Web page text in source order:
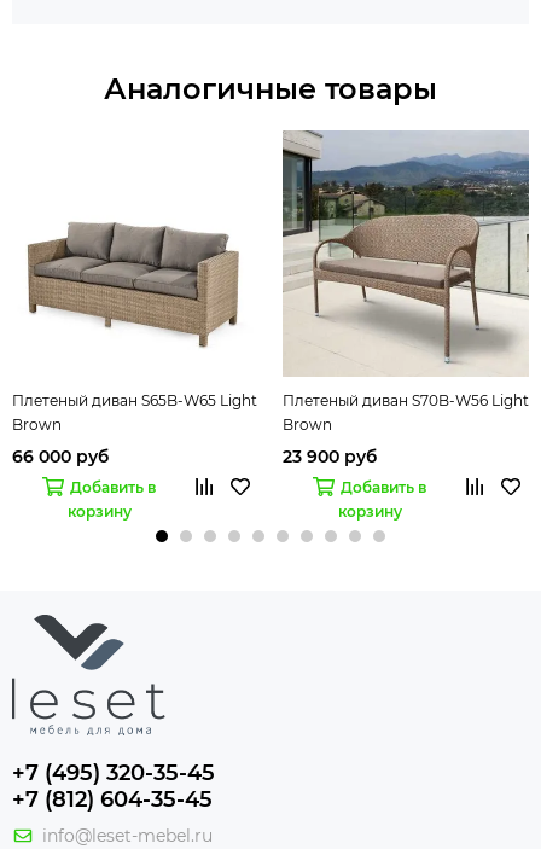
Аналогичные товары
Плетеный диван S65B-W65 Light
Brown
66 000 руб
Добавить в
корзину
Плетеный диван S70B-W56 Light
Brown
23 900 руб
Добавить в
корзину
+7 (495) 320-35-45
+7 (812) 604-35-45
info@leset-mebel.ru